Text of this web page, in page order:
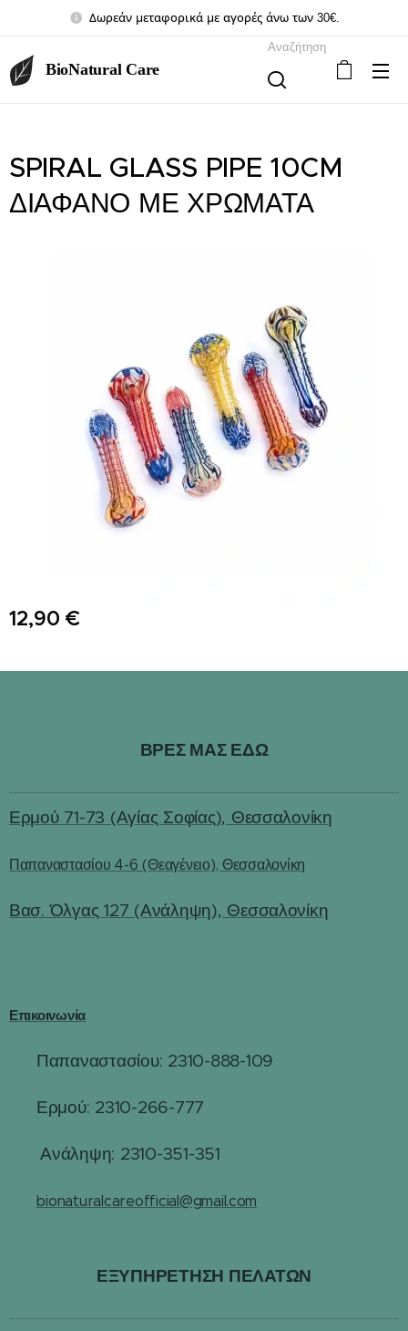
Δωρεάν μεταφορικά με αγορές άνω των 30€.
BioNatural Care
Αναζήτηση
SPIRAL GLASS PIPE 10CM
ΔΙΑΦΑΝΟ ΜΕ ΧΡΩΜΑΤΑ
12,90 €
ΒΡΕΣ ΜΑΣ ΕΔΩ
Ερμού 71-73 (Αγίας Σοφίας), Θεσσαλονίκη
Παπαναστασίου 4-6 (Θεαγένειο), Θεσσαλονίκη
Βασ. Όλγας 127 (Ανάληψη), Θεσσαλονίκη
Επικοινωνία
Παπαναστασίου: 2310-888-109
Ερμού: 2310-266-777
Ανάληψη: 2310-351-351
bionaturalcareofficial@gmail.com
ΕΞΥΠΗΡΕΤΗΣΗ ΠΕΛΑΤΩΝ